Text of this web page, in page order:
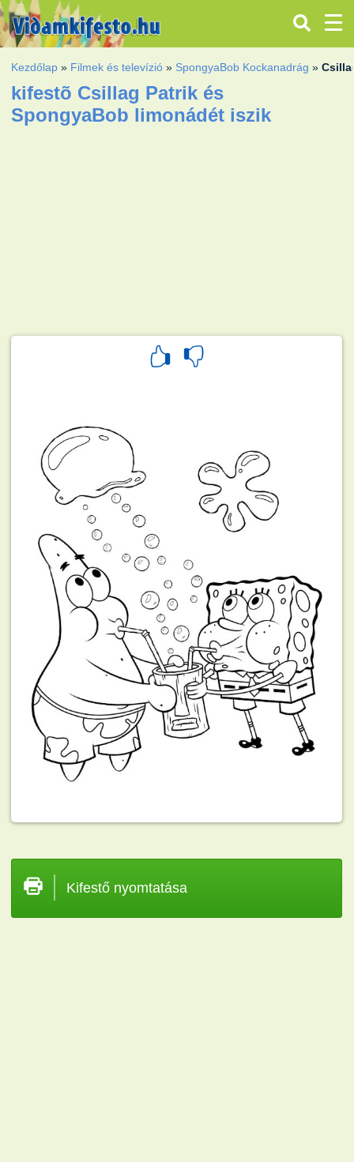
Kezdőlap » Filmek és televízió » SpongyaBob Kockanadrág »
kifestõ Csillag Patrik és
SpongyaBob limonádét iszik
Kifestő nyomtatása